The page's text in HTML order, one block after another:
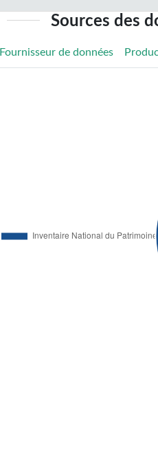
Sources des
Fournisseur de données